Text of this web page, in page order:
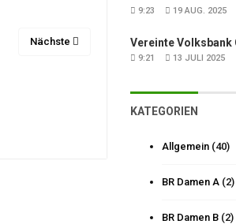
Nächste
9:23 19 AUG. 2025
Vereinte Volksbank
9:21 13 JULI 2025
KATEGORIEN
Allgemein (40)
BR Damen A (2)
BR Damen B (2)